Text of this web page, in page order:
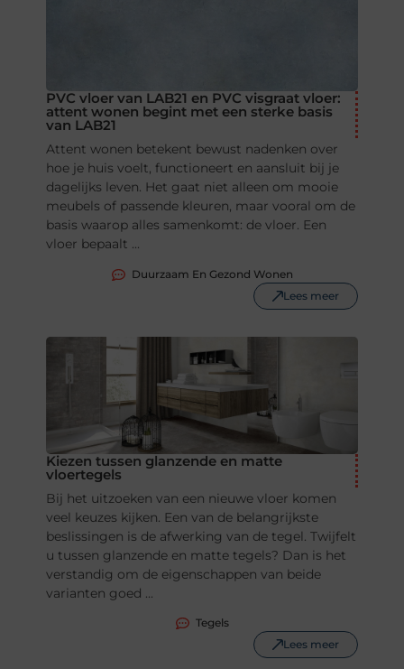
PVC vloer van LAB21 en PVC visgraat vloer:
attent wonen begint met een sterke basis
van LAB21
Attent wonen betekent bewust nadenken over
hoe je huis voelt, functioneert en aansluit bij je
dagelijks leven. Het gaat niet alleen om mooie
meubels of passende kleuren, maar vooral om de
basis waarop alles samenkomt: de vloer. Een
vloer bepaalt ...
Duurzaam En Gezond Wonen
Lees meer
Kiezen tussen glanzende en matte
vloertegels
Bij het uitzoeken van een nieuwe vloer komen
veel keuzes kijken. Een van de belangrijkste
beslissingen is de afwerking van de tegel. Twijfelt
u tussen glanzende en matte tegels? Dan is het
verstandig om de eigenschappen van beide
varianten goed ...
Tegels
Lees meer